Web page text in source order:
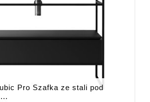
Pro Szafka ze stali pod